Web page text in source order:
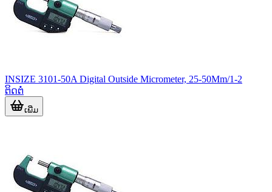
INSIZE 3101-50A Digital Outside Micrometer, 25-50Mm/1-2
ຕິດຕໍ່
ເພີ່ມ